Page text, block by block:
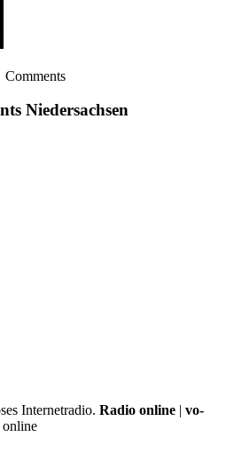
Comments
Niedersachsen
Internetradio. Radio online | vo-